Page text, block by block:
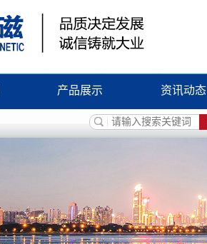
产品展示
起重电磁铁
电磁搅拌装置
微机配铁装置
资讯动态
公司新闻